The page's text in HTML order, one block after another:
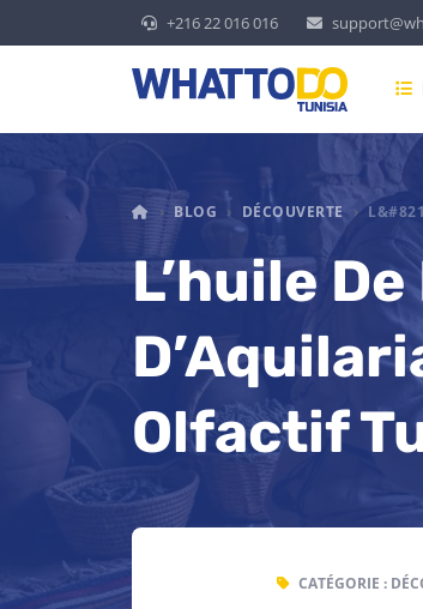
+216 22 016 016
WHAT TO DO TUNISIA
BLOG DÉCOUVERTE
L’huile
Olfactif
CATÉGORIE :